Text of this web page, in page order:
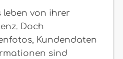
leben von ihrer
Doch
Kundendaten
sind